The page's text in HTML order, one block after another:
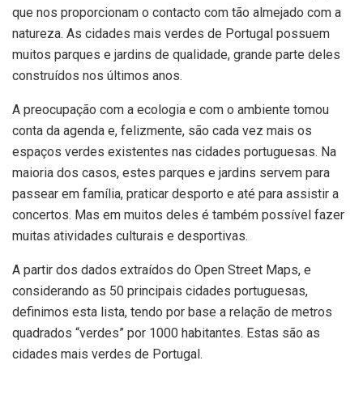
que nos proporcionam o contacto com tão almejado com a
natureza. As cidades mais verdes de Portugal possuem
muitos parques e jardins de qualidade, grande parte deles
construídos nos últimos anos.
A preocupação com a ecologia e com o ambiente tomou
conta da agenda e, felizmente, são cada vez mais os
espaços verdes existentes nas cidades portuguesas. Na
maioria dos casos, estes parques e jardins servem para
passear em família, praticar desporto e até para assistir a
concertos. Mas em muitos deles é também possível fazer
muitas atividades culturais e desportivas.
A partir dos dados extraídos do Open Street Maps, e
considerando as 50 principais cidades portuguesas,
definimos esta lista, tendo por base a relação de metros
quadrados “verdes” por 1000 habitantes. Estas são as
cidades mais verdes de Portugal.